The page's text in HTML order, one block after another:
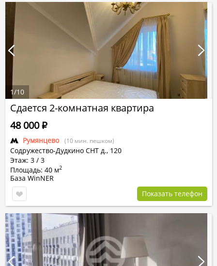
Сдается 2-комнатная квартира
Румянцево (10 мин. пешком)
Содружество-Дудкино СНТ д., 120
Этаж: 3 / 3
Площадь: 40 м2
48 000Р
База WinNER
Показать телефон
1/10